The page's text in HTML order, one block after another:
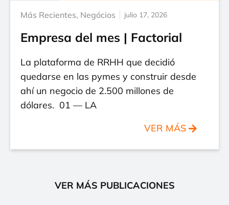
Más Recientes, Negócios julio 17, 2026
Empresa del mes | Factorial
La plataforma de RRHH que decidió
quedarse en las pymes y construir desde
ahí un negocio de 2.500 millones de
dólares. 01 — LA
VER MÁS
VER MÁS PUBLICACIONES